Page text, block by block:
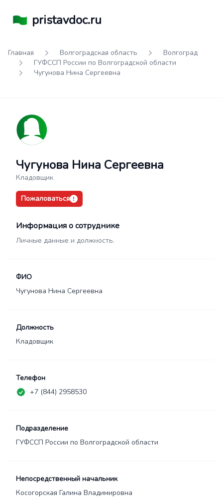
pristavdoc.ru
Главная Волгоградская область
Волгоград
ГУФССП России по Волгоградской области
Чугунова Нина Сергеевна
Чугунова Нина Сергеевна
Кладовщик
Пожаловаться
Информация о сотруднике
Личные данные и должность.
ФИО
Чугунова Нина Сергеевна
Должность
Кладовщик
Телефон
+7 (844) 2958530
Подразделение
ГУФССП России по Волгоградской области
Непосредственный начальник
Косогорская Галина Владимировна